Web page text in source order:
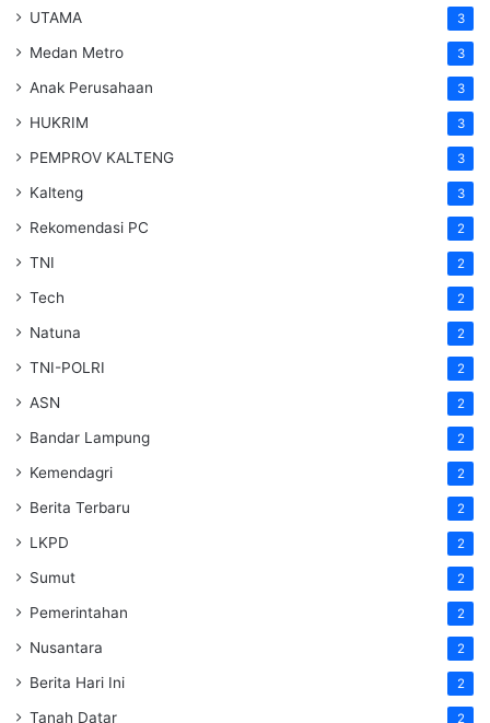
UTAMA 3
Medan Metro 3
Anak Perusahaan 3
HUKRIM 3
PEMPROV KALTENG 3
Kalteng 3
Rekomendasi PC 2
TNI 2
Tech 2
Natuna 2
TNI-POLRI 2
ASN 2
Bandar Lampung 2
Kemendagri 2
Berita Terbaru 2
LKPD 2
Sumut 2
Pemerintahan 2
Nusantara 2
Berita Hari Ini 2
Tanah Datar 2